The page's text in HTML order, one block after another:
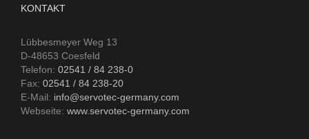
KONTAKT
Lübbesmeyer Weg 13
D-48653 Coesfeld
Telefon: 02541 / 84 238-0
Fax: 02541 / 84 238-20
E-Mail: info@servotec-germany.com
Webseite: www.servotec-germany.com